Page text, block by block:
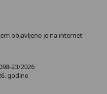
objavljeno je na internet
23/2026
godine